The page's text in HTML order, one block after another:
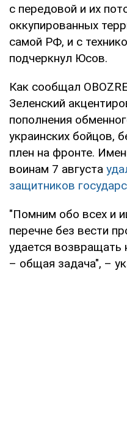
с передовой и их
оккупированных
самой РФ, и с
подчеркнул Юсов.
Как сообщал
Зеленский
пополнения
украинских бойцов,
плен на фронте.
воинам 7 августа
защитников
"Помним обо всех и
перечне без вести
удается возвращать
– общая задача", –